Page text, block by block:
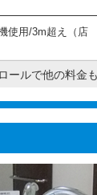
（厚さ10㎝超え）
さ10㎝まで）
さ10㎝超え）
ル加工)
ンド止め)
持金具設置)
温材使用（バンド
の掘削・埋め戻し
使用/3m超え（店
まで
用/3m超え
ールで他の料金